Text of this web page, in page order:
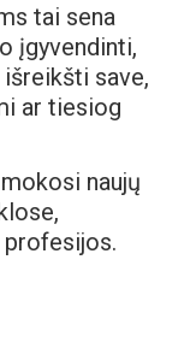
tai sena
įgyvendinti,
save,
ar tiesiog
naujų
profesijos.